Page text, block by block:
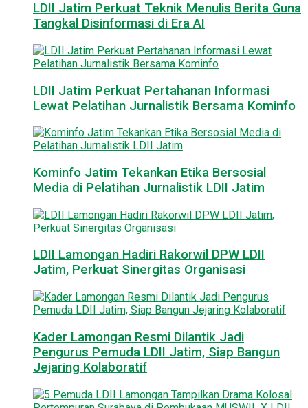
LDII Jatim Perkuat Teknik Menulis Berita Guna
Tangkal Disinformasi di Era AI
LDII Jatim Perkuat Pertahanan Informasi
Lewat Pelatihan Jurnalistik Bersama Kominfo
Kominfo Jatim Tekankan Etika Bersosial
Media di Pelatihan Jurnalistik LDII Jatim
LDII Lamongan Hadiri Rakorwil DPW LDII
Jatim, Perkuat Sinergitas Organisasi
Kader Lamongan Resmi Dilantik Jadi
Pengurus Pemuda LDII Jatim, Siap Bangun
Jejaring Kolaboratif